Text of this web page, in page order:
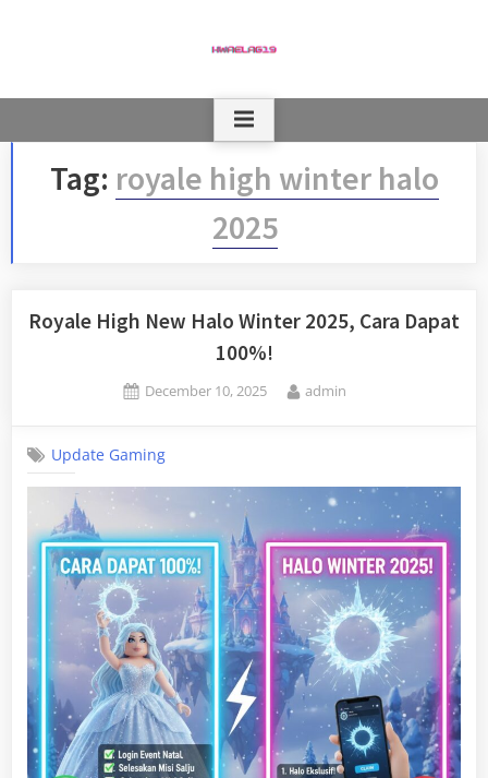
Tag: royale high winter halo
2025
Royale High New Halo Winter 2025, Cara Dapat
100%!
Posted
December 10, 2025 By
admin
Update Gaming